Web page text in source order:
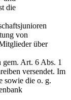
die
von
über
Art. 6 Abs. 1
versendet. Im
sowie die o. g.